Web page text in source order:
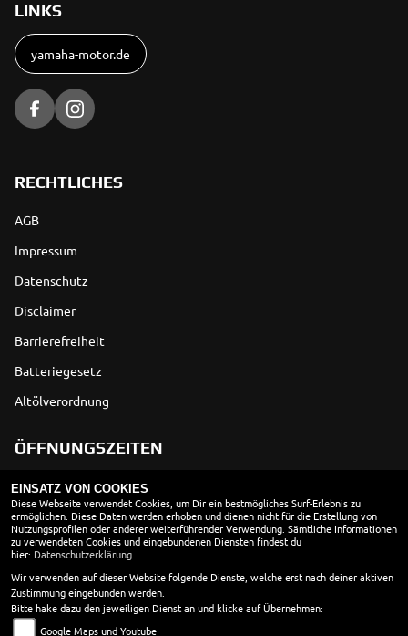
LINKS
yamaha-motor.de
RECHTLICHES
AGB
Impressum
Datenschutz
Disclaimer
Barrierefreiheit
Batteriegesetz
Altölverordnung
ÖFFNUNGSZEITEN
Montag:
geschlossen
Dienstag:
08:30 - 18:00
Mittwoch:
08:30 - 18:00
Donnerstag:
08:30 - 18:00
Freitag:
08:30 - 18:00
Samstag:
10:00 - 13:00
Sonntag:
geschlossen
EINSATZ VON COOKIES
Diese Webseite verwendet Cookies, um Dir ein bestmögliches Surf-Erlebnis zu
ermöglichen. Diese Daten werden erhoben und dienen nicht für die Erstellung von
Nutzungsprofilen oder anderer weiterführender Verwendung. Sämtliche Informationen
zu verwendeten Cookies und eingebundenen Diensten findest du
hier: Datenschutzerklärung
Wir verwenden auf dieser Website folgende Dienste, welche erst nach deiner aktiven
Zustimmung eingebunden werden.
Bitte hake dazu den jeweiligen Dienst an und klicke auf Übernehmen:
Google Maps und Youtube